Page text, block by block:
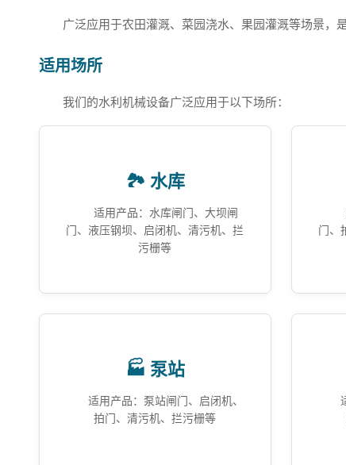
广泛应用于农田灌溉、菜园浇水、果园灌溉等场景，
适用场所
我们的水利机械设备广泛应用于以下场所：
🏞️ 水库
适用产品：水库闸门、大坝闸
门、液压钢坝、启闭机、清污机、拦
污栅等
门、
🏭 泵站
适用产品：泵站闸门、启闭机、
拍门、清污机、拦污栅等